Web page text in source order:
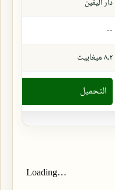
--
٨،٢ ميغابيت
التحميل